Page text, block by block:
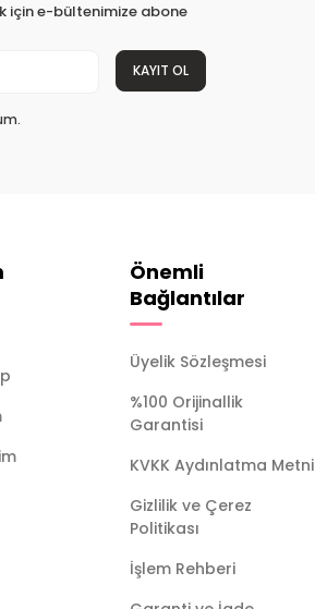
için e-bültenimize abone
KAYIT OL
Önemli
Bağlantılar
Üyelik Sözleşmesi
%100 Orijinallik
Garantisi
KVKK Aydınlatma Metni
Gizlilik ve Çerez
Politikası
İşlem Rehberi